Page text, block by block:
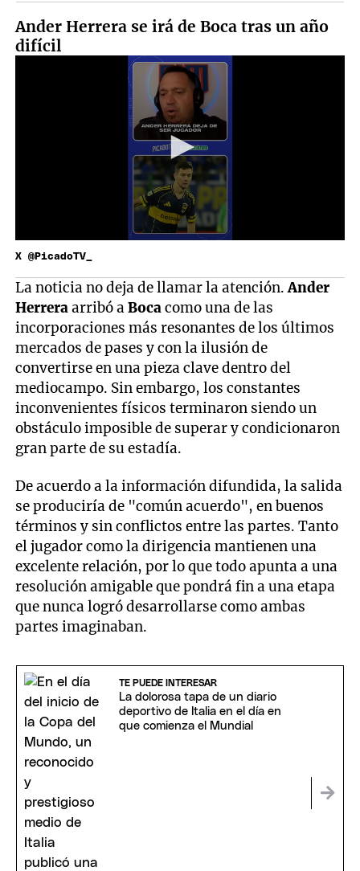
Ander Herrera se irá de Boca tras un año
difícil
X @PicadoTV_
La noticia no deja de llamar la atención.Ander
Herreraarribó aBocacomo una de las
incorporaciones más resonantes de los últimos
mercados de pases y con la ilusión de
convertirse en una pieza clave dentro del
mediocampo. Sin embargo, los constantes
inconvenientes físicos terminaron siendo un
obstáculo imposible de superar y condicionaron
gran parte de su estadía.
De acuerdo a la información difundida, la salida
se produciría de "común acuerdo", en buenos
términos y sin conflictos entre las partes. Tanto
el jugador como la dirigencia mantienen una
excelente relación, por lo que todo apunta a una
resolución amigable que pondrá fin a una etapa
que nunca logró desarrollarse como ambas
partes imaginaban.
TE PUEDE INTERESAR
La dolorosa tapa de un diario
deportivo de Italia en el día en
que comienza el Mundial